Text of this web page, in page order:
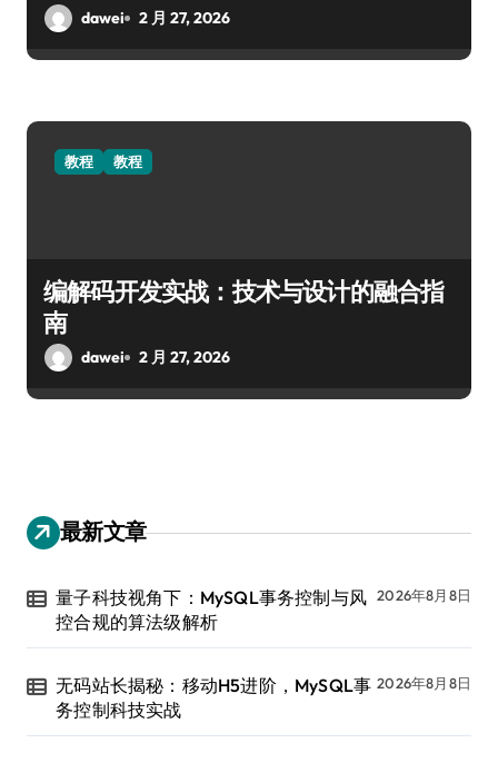
dawei 2 月 27, 2026
教程 教程
编解码开发实战：技术与设计的融合指
南
dawei 2 月 27, 2026
最新文章
量子科技视角下：MySQL事务控制与风
控合规的算法级解析
2026年8月8日
无码站长揭秘：移动H5进阶，MySQL事
务控制科技实战
2026年8月8日